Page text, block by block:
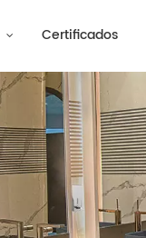
Certificados